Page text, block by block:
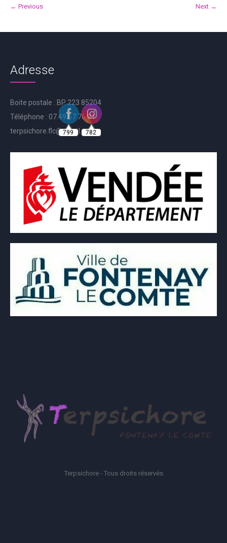
← Previous Next →
Adresse
Boite postale : BP 223 85204
Téléphone : 07.49.57.76.81
terpsichore.flc@gmail.com
Terpsichore - Tous droits réservés
799 782